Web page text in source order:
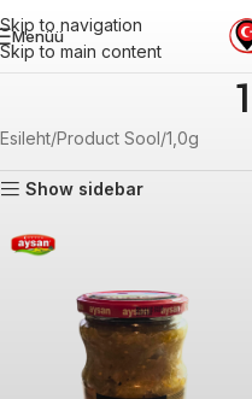
Skip to navigation
Skip to main content
Menüü
Esileht Product Sool 1,0g
Show sidebar